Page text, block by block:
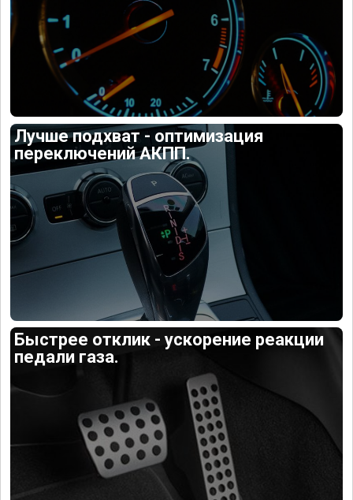
Лучше подхват - оптимизация
переключений АКПП.
Быстрее отклик - ускорение реакции
педали газа.